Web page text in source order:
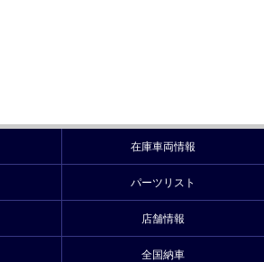
在庫車両情報
パーツリスト
店舗情報
全国納車